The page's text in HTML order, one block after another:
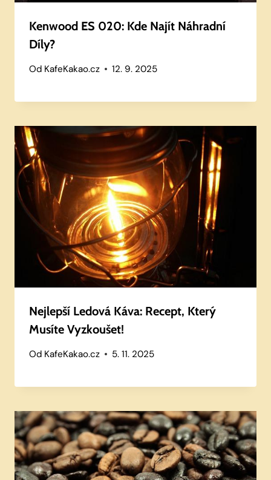
Kenwood ES 020: Kde Najít Náhradní
Díly?
Od KafeKakao.cz 12. 9. 2025
Nejlepší Ledová Káva: Recept, Který
Musíte Vyzkoušet!
Od KafeKakao.cz 5. 11. 2025